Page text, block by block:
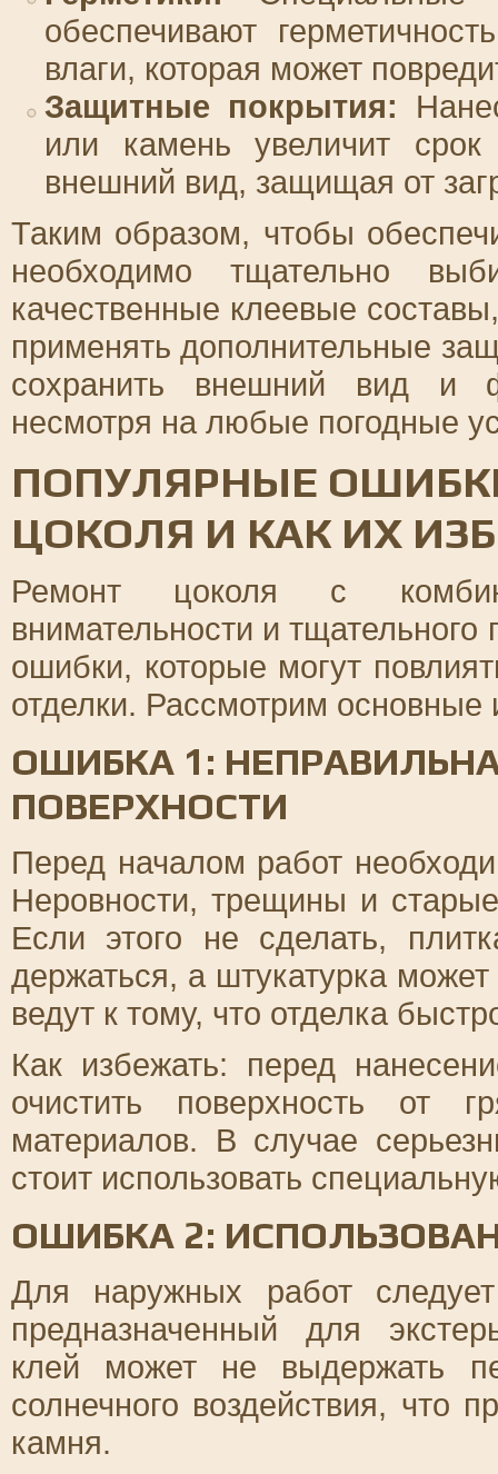
обеспечивают
влаги, которая может
Защитные покрытия:
или камень увеличит
внешний вид, защищая от
Таким образом, чтобы
необходимо тщательно
качественные клеевые
применять дополнительные
сохранить внешний вид и
несмотря на любые погодные
ПОПУЛЯРНЫЕ
ЦОКОЛЯ И КАК ИХ
Ремонт цоколя с
внимательности и
ошибки, которые могут
отделки. Рассмотрим
ОШИБКА 1:
ПОВЕРХНОСТИ
Перед началом работ
Неровности, трещины и
Если этого не сделать,
держаться, а штукатурка
ведут к тому, что отделка
Как избежать: перед
очистить поверхность от
материалов. В случае
стоит использовать
ОШИБКА 2:
Для наружных работ
предназначенный для
клей может не выдержать
солнечного воздействия, что
камня.